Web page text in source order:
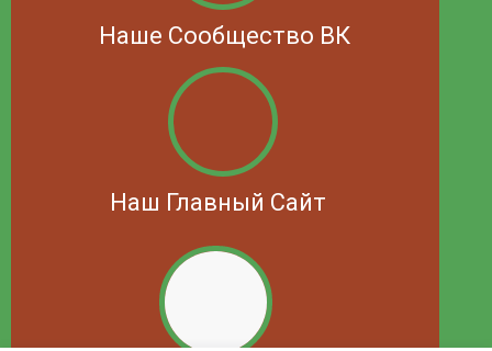
Наш Главный Сайт
Наше Сообщество ВК